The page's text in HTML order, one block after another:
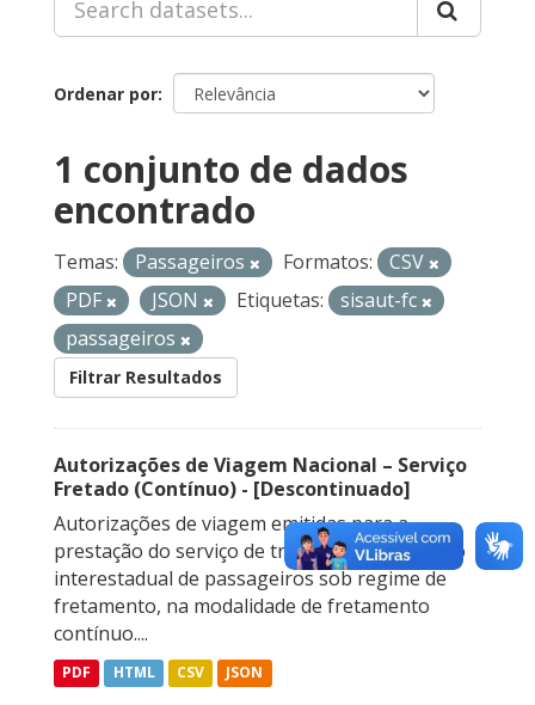
Ordenar por
1 conjunto de dados
encontrado
Temas: Passageiros Formatos:
CSV
PDF
JSON Etiquetas:
sisaut-fc
passageiros
Filtrar Resultados
Autorizações de Viagem Nacional – Serviço
Fretado (Contínuo) - [Descontinuado]
Autorizações de viagem emitidas para a
prestação do serviço de transporte rodoviário
interestadual de passageiros sob regime de
fretamento, na modalidade de fretamento
contínuo....
PDF HTML CSV JSON